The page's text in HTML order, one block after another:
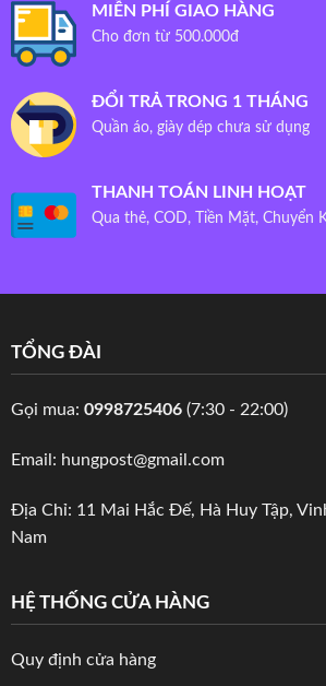
MIỄN PHÍ GIAO HÀNG
Cho đơn từ 500.000đ
ĐỔI TRẢ TRONG 1 THÁNG
Quần áo, giày dép chưa sử dụng
THANH TOÁN LINH HOẠT
Qua thẻ, COD, Tiền Mặt, Chuyển
TỔNG ĐÀI
Gọi mua: 0998725406(7:30 - 22:00)
Email: hungpost@gmail.com
Địa Chỉ: 11 Mai Hắc Đế, Hà Huy Tập,
Nam
HỆ THỐNG CỬA HÀNG
Quy định cửa hàng